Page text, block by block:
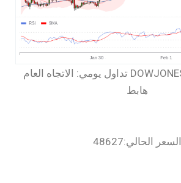
‏DOWJONES (US30) (CME) تداول يومي: الاتجاه العام
هابط
السعر الحالي:48627